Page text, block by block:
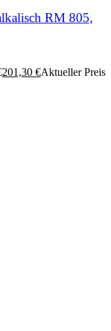
RM 805,
201,30 €Aktueller Preis